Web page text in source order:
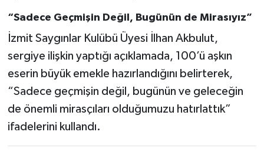
“Sadece Geçmişin Değil, Bugünün de Mirasıyız”
İzmit Saygınlar Kulübü Üyesi İlhan Akbulut,
sergiye ilişkin yaptığı açıklamada, 100’ü aşkın
eserin büyük emekle hazırlandığını belirterek,
“Sadece geçmişin değil, bugünün ve geleceğin
de önemli mirasçıları olduğumuzu hatırlattık”
ifadelerini kullandı.